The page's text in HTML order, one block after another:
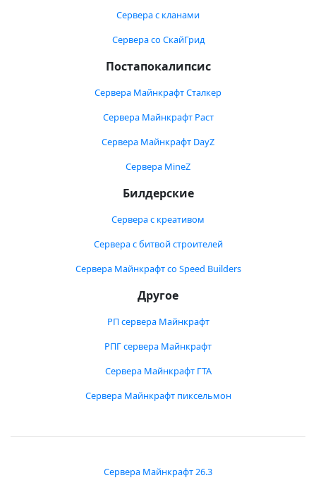
Сервера с кланами
Сервера со СкайГрид
Постапокалипсис
Сервера Майнкрафт Сталкер
Сервера Майнкрафт Раст
Сервера Майнкрафт DayZ
Сервера MineZ
Билдерские
Сервера с креативом
Сервера с битвой строителей
Сервера Майнкрафт со Speed Builders
Другое
РП сервера Майнкрафт
РПГ сервера Майнкрафт
Сервера Майнкрафт ГТА
Сервера Майнкрафт пиксельмон
Сервера Майнкрафт 26.3